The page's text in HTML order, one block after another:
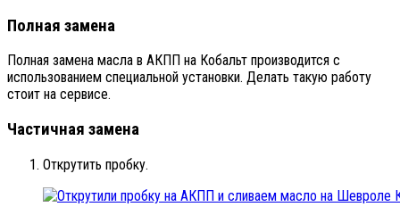
Полная замена
Полная замена масла в АКПП на Кобальт производится с
использованием специальной установки. Делать такую работу
стоит на сервисе.
Частичная замена
Открутить пробку.